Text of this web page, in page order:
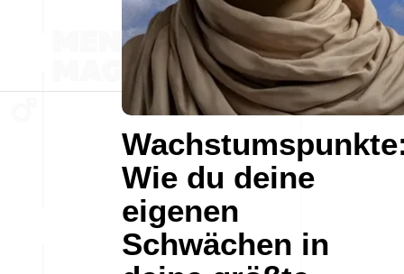
Wie du deine
eigenen
Schwächen in